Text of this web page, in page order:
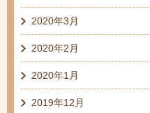
2020年3月
2020年2月
2020年1月
2019年12月